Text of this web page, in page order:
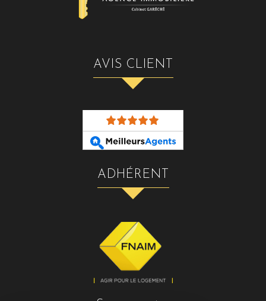
AVIS CLIENT
ADHÉRENT